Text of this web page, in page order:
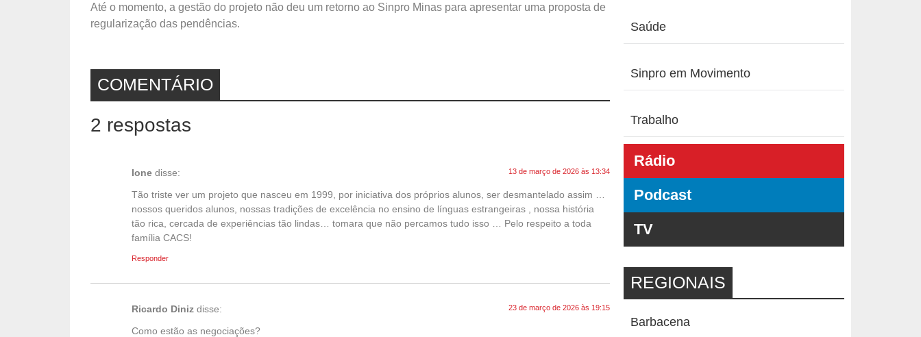
Até o momento, a gestão do projeto não deu um retorno ao Sinpro Minas para apresentar uma proposta de
regularização das pendências.
COMENTÁRIO
2 respostas
Ione disse: 13 de março de 2026 às 13:34
Tão triste ver um projeto que nasceu em 1999, por iniciativa dos próprios alunos, ser desmantelado assim …
nossos queridos alunos, nossas tradições de excelência no ensino de línguas estrangeiras , nossa história
tão rica, cercada de experiências tão lindas… tomara que não percamos tudo isso … Pelo respeito a toda
família CACS!
Responder
Ricardo Diniz disse: 23 de março de 2026 às 19:15
Como estão as negociações?
Saúde
Sinpro em Movimento
Trabalho
Rádio
Podcast
TV
REGIONAIS
Barbacena